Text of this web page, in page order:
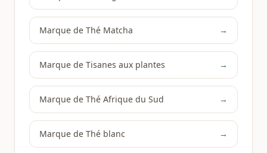
Marque de Thé Matcha →
Marque de Tisanes aux plantes →
Marque de Thé Afrique du Sud →
Marque de Thé blanc →